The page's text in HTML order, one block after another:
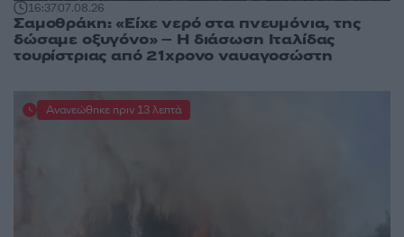
16:3707.08.26
Σαμοθράκη: «Είχε νερό στα πνευμόνια, της
δώσαμε οξυγόνο» – Η διάσωση Ιταλίδας
τουρίστριας από 21χρονο ναυαγοσώστη
Ανανεώθηκε πριν 13 λεπτά